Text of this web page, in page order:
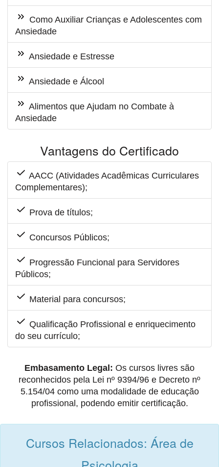
Como Auxiliar Crianças e Adolescentes com
Ansiedade
Ansiedade e Estresse
Ansiedade e Álcool
Alimentos que Ajudam no Combate à
Ansiedade
Vantagens do Certificado
AACC (Atividades Acadêmicas Curriculares
Complementares);
Prova de títulos;
Concursos Públicos;
Progressão Funcional para Servidores
Públicos;
Material para concursos;
Qualificação Profissional e enriquecimento
do seu currículo;
Embasamento Legal: Os cursos livres são
reconhecidos pela Lei nº 9394/96 e Decreto nº
5.154/04 como uma modalidade de educação
profissional, podendo emitir certificação.
Cursos Relacionados: Área de